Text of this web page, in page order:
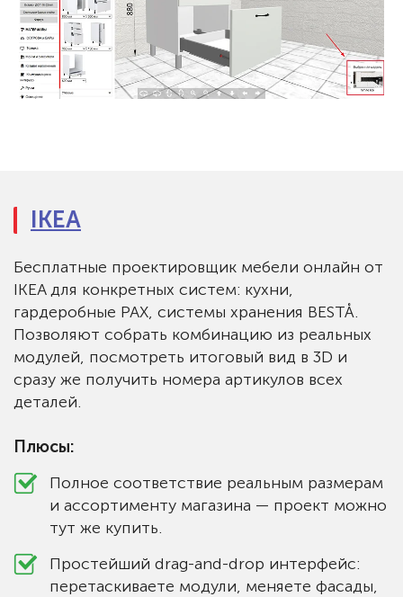
IKEA
Бесплатные проектировщик мебели онлайн от
IKEA для конкретных систем: кухни,
гардеробные PAX, системы хранения BESTÅ.
Позволяют собрать комбинацию из реальных
модулей, посмотреть итоговый вид в 3D и
сразу же получить номера артикулов всех
деталей.
Плюсы:
Полное соответствие реальным размерам
и ассортименту магазина — проект можно
тут же купить.
Простейший drag-and-drop интерфейс:
перетаскиваете модули, меняете фасады,